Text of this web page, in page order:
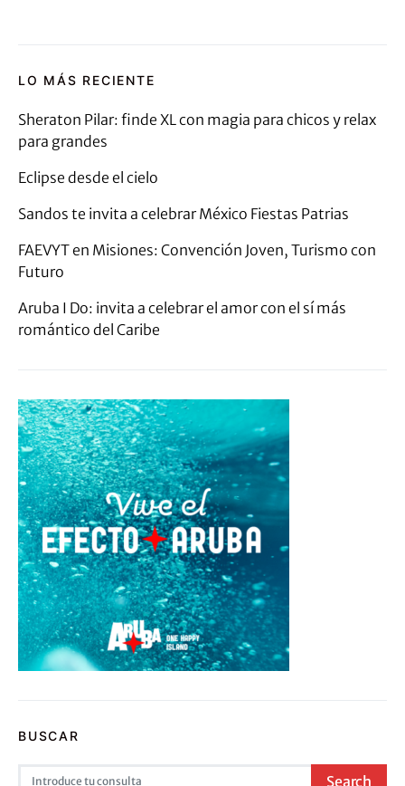
LO MÁS RECIENTE
Sheraton Pilar: finde XL con magia para chicos y relax
para grandes
Eclipse desde el cielo
Sandos te invita a celebrar México Fiestas Patrias
FAEVYT en Misiones: Convención Joven, Turismo con
Futuro
Aruba I Do: invita a celebrar el amor con el sí más
romántico del Caribe
BUSCAR
Search for: Search